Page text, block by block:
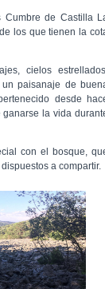
Cumbre de Castilla
los que tienen la
cielos
paisanaje de
desde
la vida
con el bosque,
a compartir.